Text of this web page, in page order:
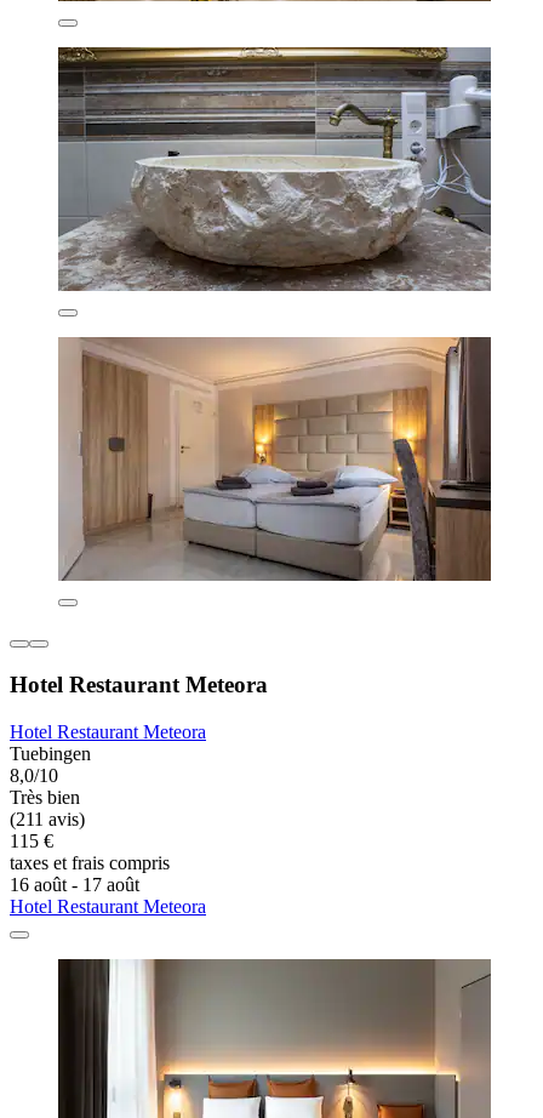
Hotel Restaurant Meteora
Hotel Restaurant Meteora
Tuebingen
8,0/10
Très bien
(211 avis)
115 €
taxes et frais compris
16 août - 17 août
Hotel Restaurant Meteora